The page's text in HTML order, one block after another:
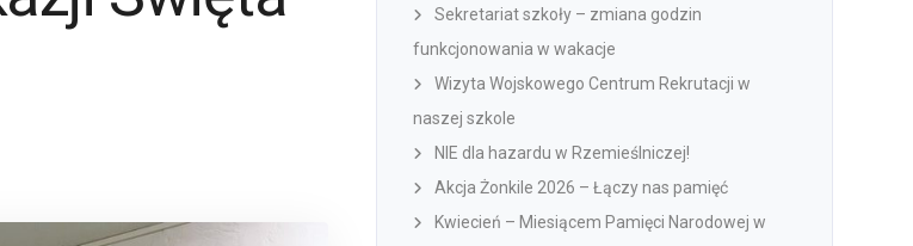
Sekretariat szkoły – zmiana godzin
funkcjonowania w wakacje
Wizyta Wojskowego Centrum Rekrutacji w
naszej szkole
NIE dla hazardu w Rzemieślniczej!
Akcja Żonkile 2026 – Łączy nas pamięć
Kwiecień – Miesiącem Pamięci Narodowej w